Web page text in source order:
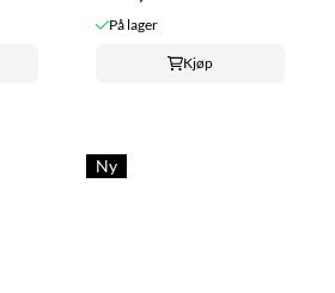
På lager
Kjøp
Ny